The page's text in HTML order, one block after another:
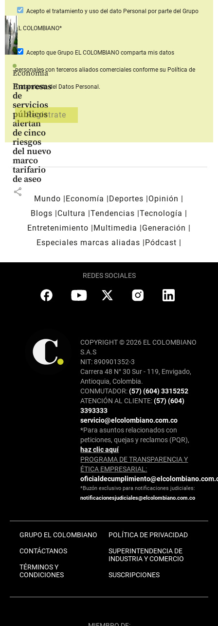
Economía
Empresas
de
servicios
públicos
alertan
de cinco
riesgos
del nuevo
marco
tarifario
de aseo
share
Acepto el tratamiento y uso del dato Personal por parte del Grupo
EL COLOMBIANO*
Acepto que Grupo EL COLOMBIANOcomparta mis datos
personales con terceros aliados comerciales conforme su Política de
Tratamiento del Datos Personal.
Mundo Economía Deportes
Opinión
Blogs
Cultura Tendencias Tecnología
Entretenimiento
Multimedia
Generación
Especiales marcas aliadas
Pódcast
REDES SOCIALES
COPYRIGHT © 2026 EL COLOMBIANO
S.A.S
NIT: 890901352-3
Carrera 48 N° 30 Sur - 119, Envigado,
Antioquia, Colombia.
CONMUTADOR:(57) (604) 3315252
ATENCIÓN AL CLIENTE:(57) (604)
3393333
servicio@elcolombiano.com.co
*Para asuntos relacionados con
peticiones, quejas y reclamos (PQR),
haz clic aquí
PROGRAMA DE TRANSPARENCIA Y
ÉTICA EMPRESARIAL:
*Buzón exclusivo para notificaciones judiciales:
notificacionesjudiciales@elcolombiano.com.co
GRUPO EL COLOMBIANO
CONTÁCTANOS
TÉRMINOS Y
CONDICIONES
POLÍTICA DE PRIVACIDAD
SUPERINTENDENCIA DE
INDUSTRIA Y COMERCIO
SUSCRIPCIONES